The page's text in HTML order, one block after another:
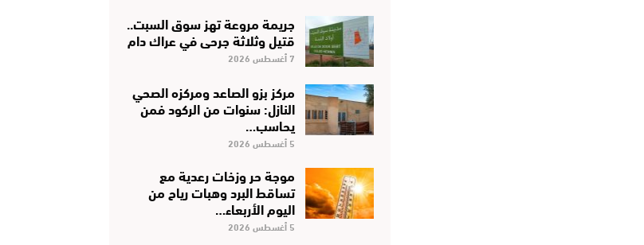
جريمة مروعة تهز سوق السبت..
قتيل وثلاثة جرحى في عراك دام
7 أغسطس 2026
مركز بزو الصاعد ومركزه الصحي
النازل: سنوات من الركود فمن
يحاسب…
5 أغسطس 2026
موجة حر وزخات رعدية مع
تساقط البرد وهبات رياح من
اليوم الأربعاء…
5 أغسطس 2026